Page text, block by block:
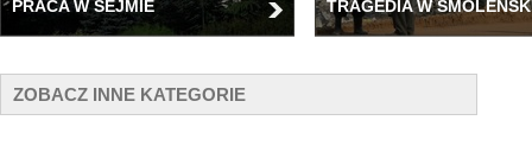
PRACA W SEJMIE TRAGEDIA W
ZOBACZ INNE KATEGORIE